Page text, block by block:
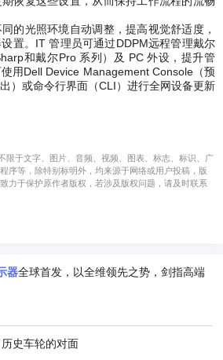
的光照环境自动调整，提高视觉舒适度，
置。IT 管理员可通过DDPM远程管理戴尔
和戴尔Pro 系列）及 PC 外设，提升管
用Dell Device Management Console（预
）或命令行界面（CLI）进行全网设备更新
限于文字、图片、音频、视频、图表、标志、标识、广
序等，除特别标明外，均来源于网络或用户投稿，版
力于保护原作者版权，若涉及版权问题，请及时联系
器全球首发，以全维领先之势，剑指高端
史车轮的对面